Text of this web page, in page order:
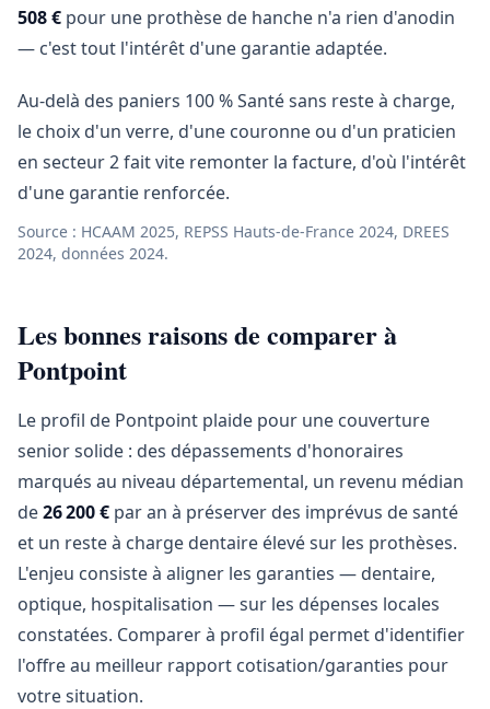
508 € pour une prothèse de hanche n'a rien d'anodin
— c'est tout l'intérêt d'une garantie adaptée.
Au-delà des paniers 100 % Santé sans reste à charge,
le choix d'un verre, d'une couronne ou d'un praticien
en secteur 2 fait vite remonter la facture, d'où l'intérêt
d'une garantie renforcée.
Source : HCAAM 2025, REPSS Hauts-de-France 2024, DREES
2024, données 2024.
Les bonnes raisons de comparer à
Pontpoint
Le profil de Pontpoint plaide pour une couverture
senior solide : des dépassements d'honoraires
marqués au niveau départemental, un revenu médian
de26 200 € par an à préserver des imprévus de santé
et un reste à charge dentaire élevé sur les prothèses.
L'enjeu consiste à aligner les garanties — dentaire,
optique, hospitalisation — sur les dépenses locales
constatées. Comparer à profil égal permet d'identifier
l'offre au meilleur rapport cotisation/garanties pour
votre situation.